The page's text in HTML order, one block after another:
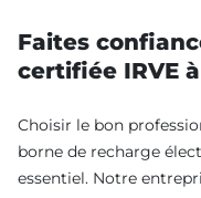
Faites
certifiée IRVE
Choisir le bon
borne de recharge
essentiel. Notre